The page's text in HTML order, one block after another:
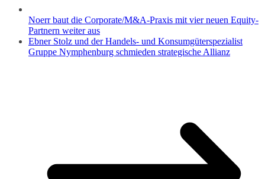
Noerr baut die Corporate/M&A-Praxis mit vier neuen Equity-
Partnern weiter aus
Ebner Stolz und der Handels- und Konsumgüterspezialist
Gruppe Nymphenburg schmieden strategische Allianz